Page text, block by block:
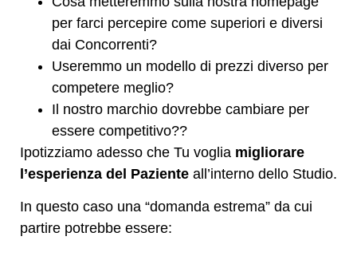
per farci percepire come superiori e diversi
dai Concorrenti?
Useremmo un modello di prezzi diverso per
competere meglio?
Il nostro marchio dovrebbe cambiare per
essere competitivo??
Ipotizziamo adesso che Tu voglia migliorare
l’esperienza del Paziente all’interno dello Studio.
In questo caso una “domanda estrema” da cui
partire potrebbe essere: